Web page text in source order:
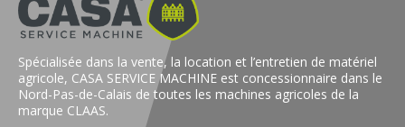
Spécialisée dans la vente, la location et l’entretien de matériel
agricole, CASA SERVICE MACHINE est concessionnaire dans le
Nord-Pas-de-Calais de toutes les machines agricoles de la
marque CLAAS.